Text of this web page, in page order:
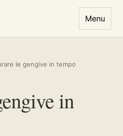
Menu
le gengive in tempo
in